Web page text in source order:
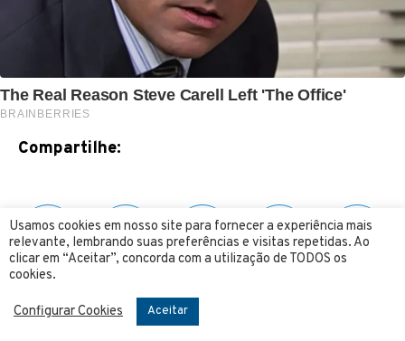
Compartilhe:
Siga o 4 Mãos no YOUTUBE
Usamos cookies em nosso site para fornecer a experiência mais
relevante, lembrando suas preferências e visitas repetidas. Ao
clicar em “Aceitar”, concorda com a utilização de TODOS os
cookies.
Configurar Cookies Aceitar